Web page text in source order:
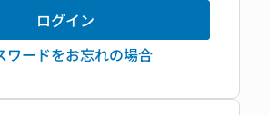
ログイン
ワードをお忘れの場合